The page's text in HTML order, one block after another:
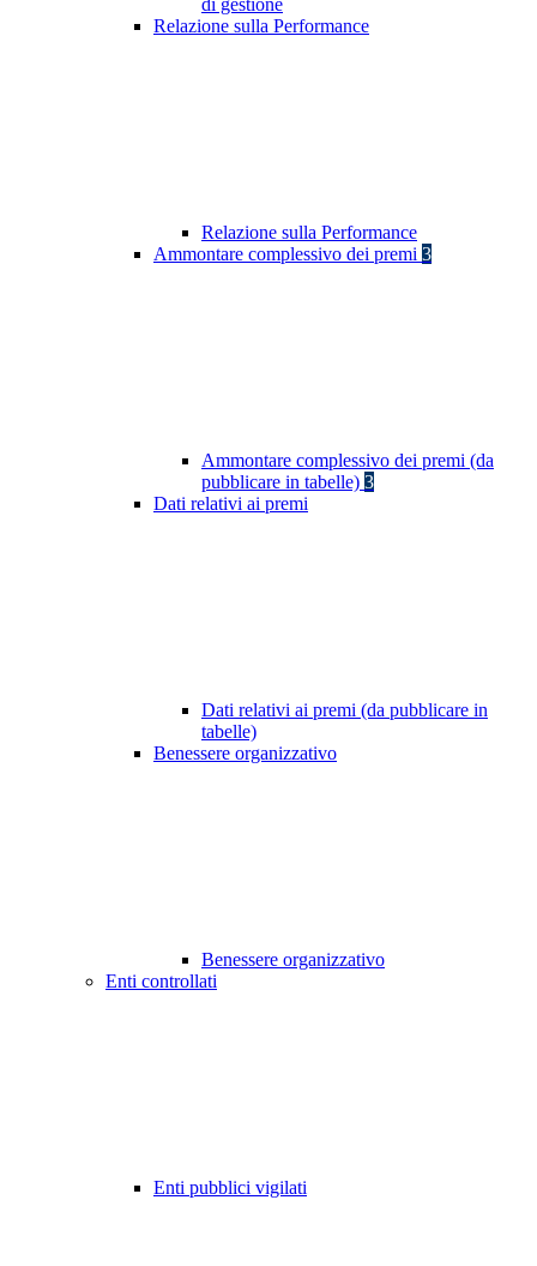
di gestione
Relazione sulla Performance
Relazione sulla Performance
Ammontare complessivo dei premi 3
Ammontare complessivo dei premi (da
pubblicare in tabelle) 3
Dati relativi ai premi
Dati relativi ai premi (da pubblicare in
tabelle)
Benessere organizzativo
Benessere organizzativo
Enti controllati
Enti pubblici vigilati